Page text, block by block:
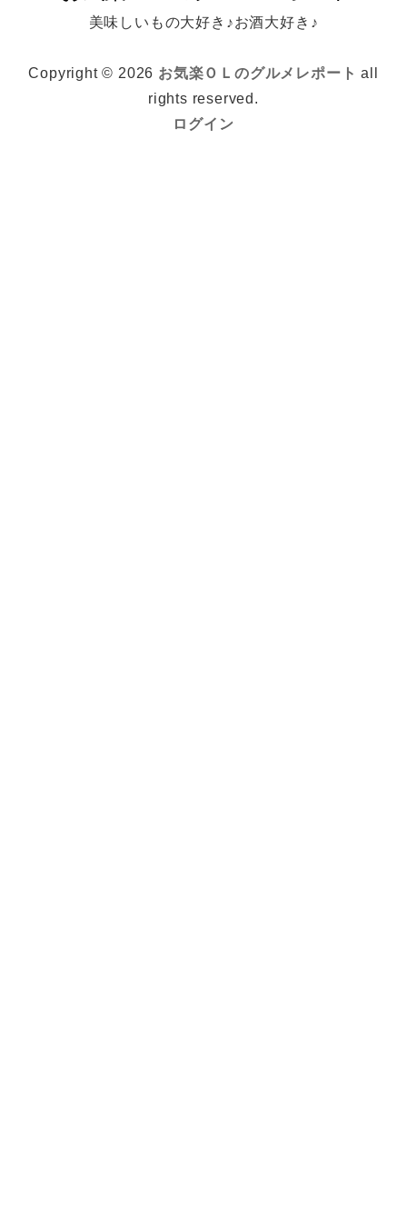
美味しいもの大好き♪お酒大好き♪
Copyright © 2026 お気楽ＯＬのグルメレポート all
rights reserved.
ログイン